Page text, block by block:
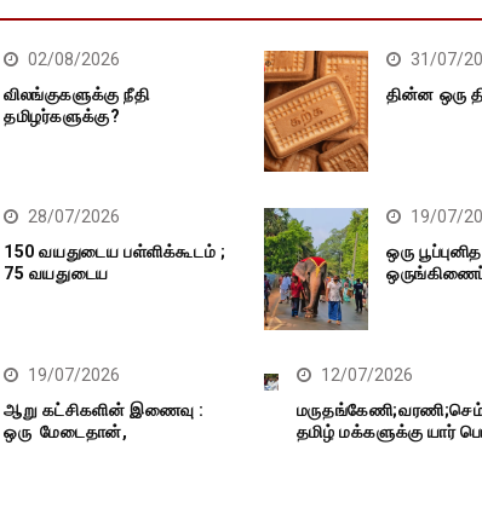
02/08/2026
விலங்குகளுக்கு நீதி
தமிழர்களுக்கு?
31/07/
தின்ன ஒரு
28/07/2026
150 வயதுடைய பள்ளிக்கூடம் ;
75 வயதுடைய
19/07/
ஒரு
19/07/2026
ஆறு கட்சிகளின் இணைவு :
ஒரு மேடைதான்,
12/07/2026
தமிழ் மக்களுக்கு யார்